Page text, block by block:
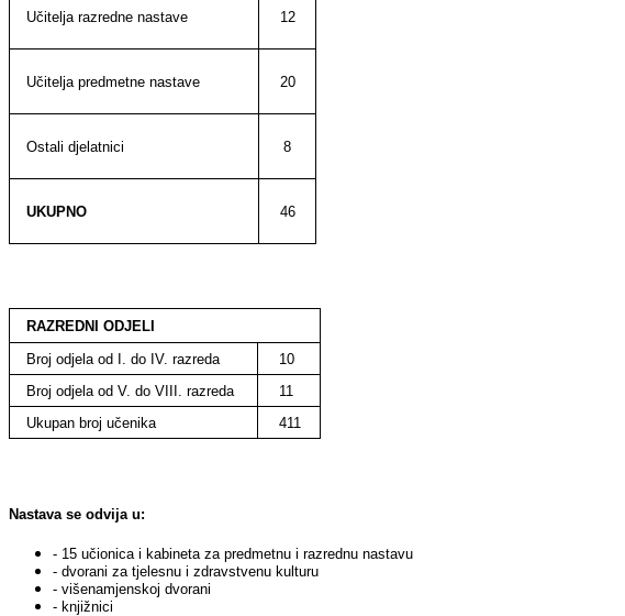
Učitelja razredne nastave 12
Učitelja predmetne nastave 20
Ostali djelatnici 8
UKUPNO 46
RAZREDNI ODJELI
Broj odjela od I. do IV. razreda
10
Broj odjela od V. do VIII. razreda
11
Ukupan broj učenika
411
Nastava se odvija u:
- 15 učionica i kabineta za predmetnu i razrednu nastavu
- dvorani za tjelesnu i zdravstvenu kulturu
- višenamjenskoj dvorani
- knjižnici